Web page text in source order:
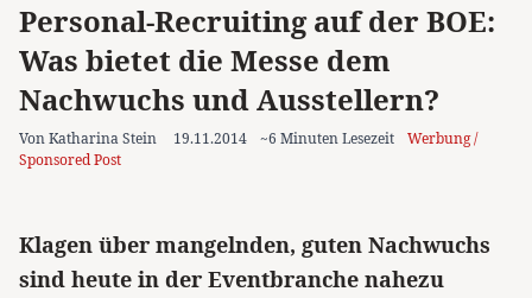
Personal-Recruiting auf der BOE:
Was bietet die Messe dem
Nachwuchs und Ausstellern?
Von Katharina Stein 19.11.2014 ~6 Minuten Lesezeit
Werbung /
Sponsored Post
Klagen über mangelnden, guten Nachwuchs
sind heute in der Eventbranche nahezu